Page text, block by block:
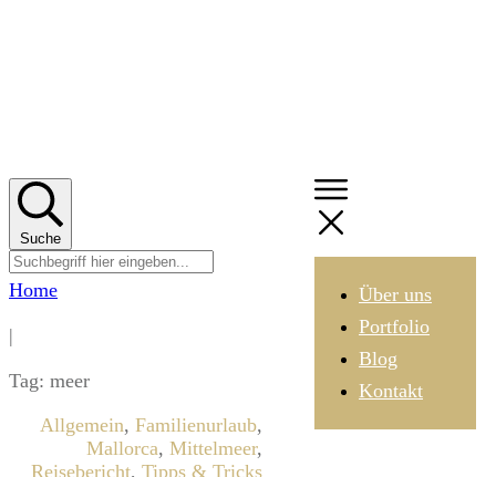
Über uns
Portfolio
Blog
Kontakt
Suche
Home
|
Tag: meer
Allgemein, Familienurlaub,
Mallorca, Mittelmeer,
Reisebericht, Tipps & Tricks